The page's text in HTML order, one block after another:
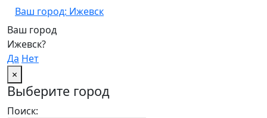
Ваш город: Ижевск
Ваш город
Ижевск?
Да Нет
×
Выберите город
Поиск: